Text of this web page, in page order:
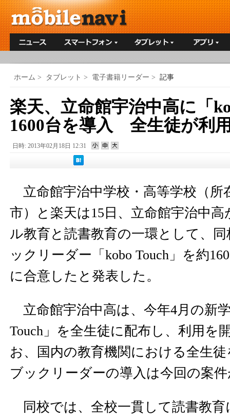
ホーム > タブレット > 電子書籍リーダー > 記事
楽天、立命館宇治中高に「
1600台を導入 全生徒が利
日時: 2013年02月18日 12:31
立命館宇治中学校・高等学校（所
市）と楽天は15日、立命館宇治中
ル教育と読書教育の一環として、
ックリーダー「kobo Touch」を約
に合意したと発表した。
立命館宇治中高は、今年4月の新
Touch」を全生徒に配布し、利用を
お、国内の教育機関における全生
ブックリーダーの導入は今回の案
同校では、全校一貫して読書教育